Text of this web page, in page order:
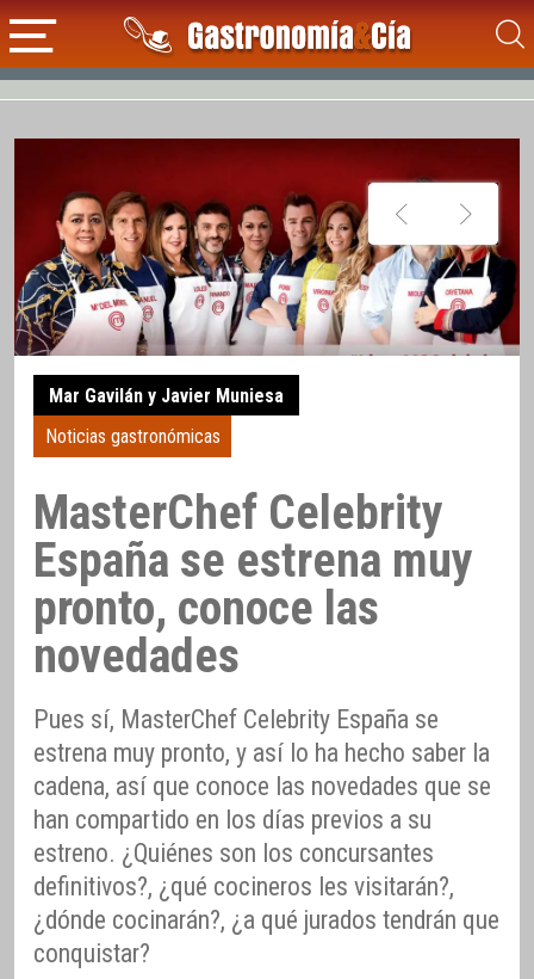
Mar Gavilán y Javier Muniesa
Noticias gastronómicas
MasterChef Celebrity
España se estrena muy
pronto, conoce las
novedades
Pues sí, MasterChef Celebrity España se
estrena muy pronto, y así lo ha hecho saber la
cadena, así que conoce las novedades que se
han compartido en los días previos a su
estreno. ¿Quiénes son los concursantes
definitivos?, ¿qué cocineros les visitarán?,
¿dónde cocinarán?, ¿a qué jurados tendrán que
conquistar?